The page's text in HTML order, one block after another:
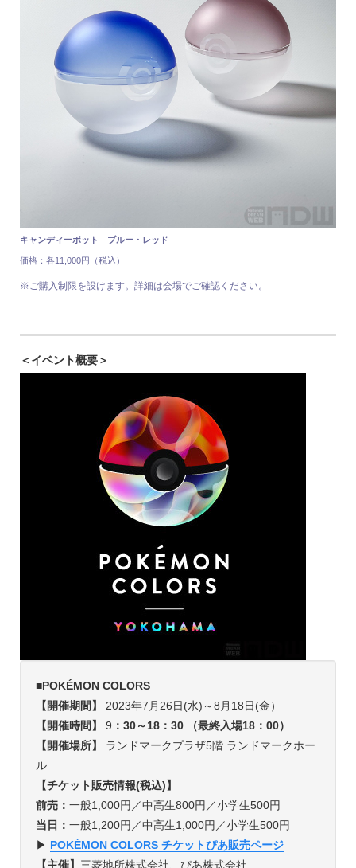
キャンディーポット ブルー・レッド
価格：各11,000円（税込）
※ご購入制限を設けます。詳細は会場でご確認ください。
＜イベント概要＞
■POKÉMON COLORS
【開催期間】
2023年7月26日(水)～8月18日(金）
【開催時間】
9 ：30～18：30 （最終入場18：00）
【開催場所】 ランドマークプラザ5階 ランドマークホー
ル
【チケット販売情報(税込)】
前売： 一般1,000円／中高生800円／小学生500円
当日： 一般1,200円／中高生1,000円／小学生500円
▶︎ POKÉMON COLORS チケットぴあ販売ページ
【主催】 三菱地所株式会社、ぴあ株式会社